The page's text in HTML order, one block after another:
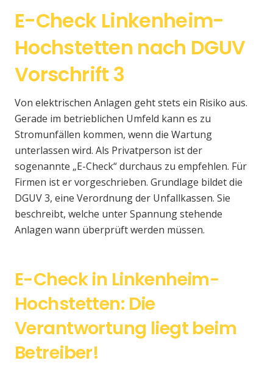
E-Check Linkenheim-
Hochstetten nach DGUV
Vorschrift 3
Von elektrischen Anlagen geht stets ein Risiko aus.
Gerade im betrieblichen Umfeld kann es zu
Stromunfällen kommen, wenn die Wartung
unterlassen wird. Als Privatperson ist der
sogenannte „E-Check“ durchaus zu empfehlen. Für
Firmen ist er vorgeschrieben. Grundlage bildet die
DGUV 3, eine Verordnung der Unfallkassen. Sie
beschreibt, welche unter Spannung stehende
Anlagen wann überprüft werden müssen.
E-Check in Linkenheim-
Hochstetten: Die
Verantwortung liegt beim
Betreiber!